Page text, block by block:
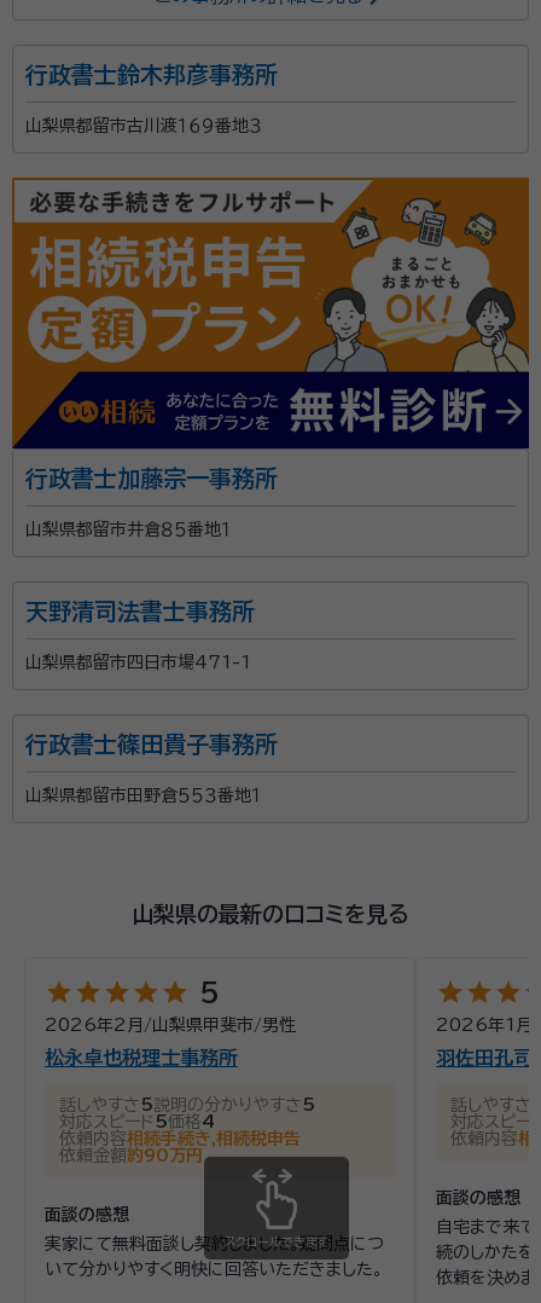
続きのサポートを行っております。 お忙しい社会人の方
て頂いております。また、当事務所では初回の相談料
(相談のみの場合は有料)はいただいておりません。 相
談料を気にすることなく、なんでもお気軽にご相談くだ
さい。
資格等： 行政書士
所属団体： 山梨県行政書士会
行政書士鈴木邦彦事務所
山梨県都留市古川渡１６９番地３
行政書士加藤宗一事務所
山梨県都留市井倉８５番地１
天野清司法書士事務所
山梨県都留市四日市場471-1
行政書士篠田貴子事務所
山梨県都留市田野倉５５３番地１
山梨県の最新の口コミを見る
starstarstarstarstar 5
2026年2月 /山梨県甲斐市/男性
松永卓也税理士事務所
話しやすさ 5説明の分かりやすさ 5
対応スピード 5価格4
依頼内容相続手続き,相続税申告
依頼金額約90万円
面談の感想
実家にて無料面談し契約しました。疑問点につ
いて分かりやすく明快に回答いただきました。
starstarstar
2026年1月
羽佐田孔司
話しやすさ
対応スピー
依頼内容相
面談の感想
自宅まで来て
続のしかたを
依頼を決めま
スクロールできます